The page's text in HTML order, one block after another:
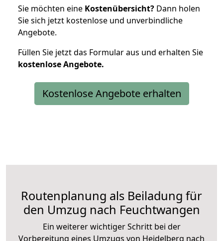
Sie möchten eine Kostenübersicht? Dann holen
Sie sich jetzt kostenlose und unverbindliche
Angebote.
Füllen Sie jetzt das Formular aus und erhalten Sie
kostenloseAngebote.
Kostenlose Angebote erhalten
Routenplanung als Beiladung für
den Umzug nach Feuchtwangen
Ein weiterer wichtiger Schritt bei der
Vorbereitung eines Umzugs von Heidelberg nach